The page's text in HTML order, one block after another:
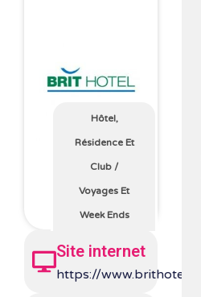
Hôtel,
Résidence Et
Club /
Voyages Et
Week Ends
Site internet
https://www.brithotel.fr/